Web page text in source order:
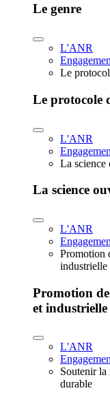
Le genre
L'ANR
Le
Le protocole
L'ANR
La science
La science
L'ANR
Promotion
Promotion
et
L'ANR
Soutenir la
durable